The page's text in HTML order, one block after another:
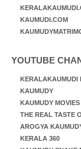
KAUMUDI.COM
YOUTUBE
KERALAKAUMUDI
KAUMUDY
KAUMUDY MOVIES
THE REAL TASTE
AROGYA
KERALA 360